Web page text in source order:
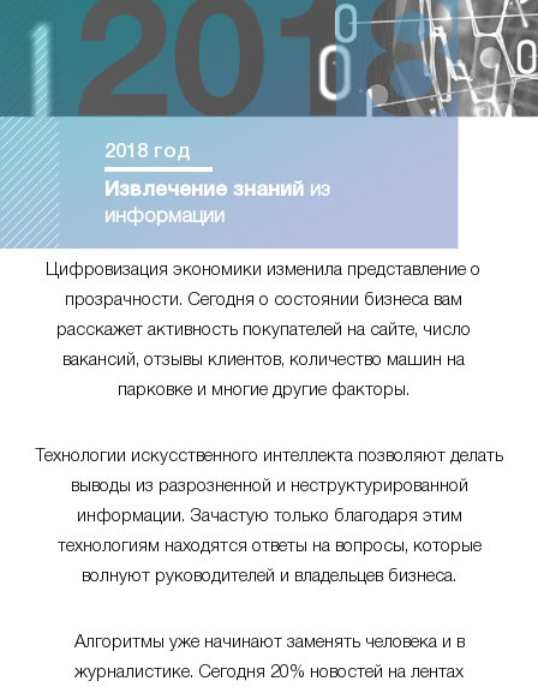
2018 год
Извлечение знаний из
информации
Цифровизация экономики изменила представление о
прозрачности. Сегодня о состоянии бизнеса вам
расскажет активность покупателей на сайте, число
вакансий, отзывы клиентов, количество машин на
парковке и многие другие факторы.
Технологии искусственного интеллекта позволяют делать
выводы из разрозненной и неструктурированной
информации. Зачастую только благодаря этим
технологиям находятся ответы на вопросы, которые
волнуют руководителей и владельцев бизнеса.
Алгоритмы уже начинают заменять человека и в
журналистике. Сегодня 20% новостей на лентах